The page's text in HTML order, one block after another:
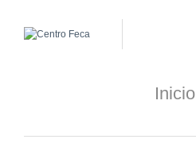
Inicio